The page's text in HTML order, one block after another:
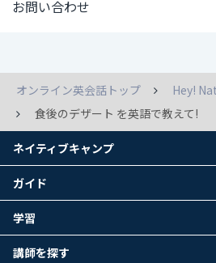
お問い合わせ
オンライン英会話トップ
Hey!
食後のデザート を英語で教えて!
ネイティブキャンプ
ガイド
学習
講師を探す